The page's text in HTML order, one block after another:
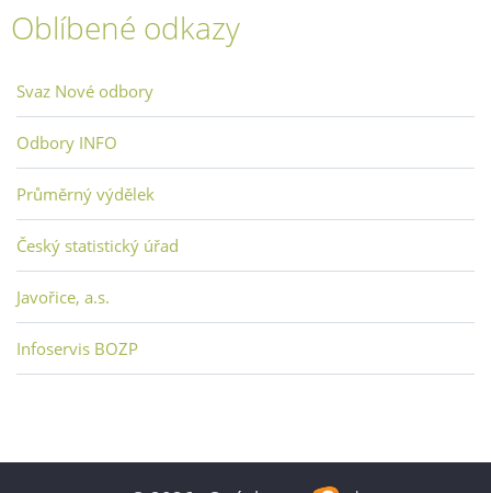
Oblíbené odkazy
Svaz Nové odbory
Odbory INFO
Průměrný výdělek
Český statistický úřad
Javořice, a.s.
Infoservis BOZP